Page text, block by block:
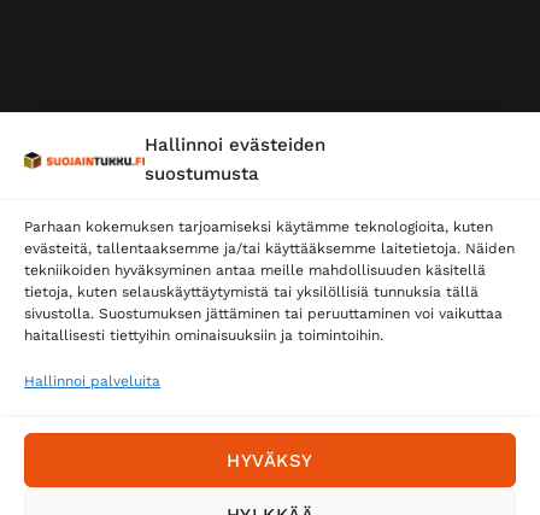
Hallinnoi evästeiden
suostumusta
Parhaan kokemuksen tarjoamiseksi käytämme teknologioita, kuten
evästeitä, tallentaaksemme ja/tai käyttääksemme laitetietoja. Näiden
tekniikoiden hyväksyminen antaa meille mahdollisuuden käsitellä
tietoja, kuten selauskäyttäytymistä tai yksilöllisiä tunnuksia tällä
sivustolla. Suostumuksen jättäminen tai peruuttaminen voi vaikuttaa
haitallisesti tiettyihin ominaisuuksiin ja toimintoihin.
Hallinnoi palveluita
HYVÄKSY